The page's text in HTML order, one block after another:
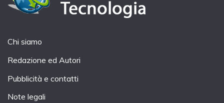
Chi siamo
Redazione ed Autori
Pubblicità e contatti
Note legali